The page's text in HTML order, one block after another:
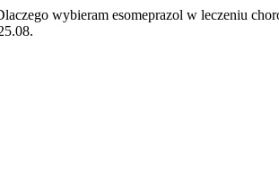
wybieram esomeprazol w leczeniu